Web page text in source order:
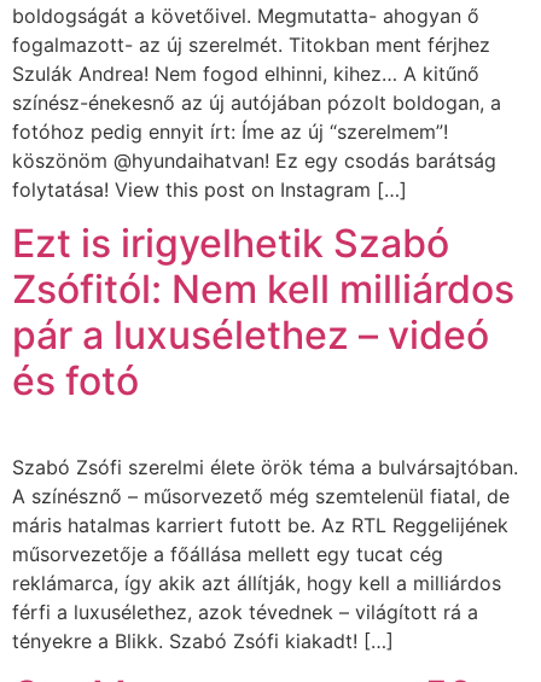
boldogságát a követőivel. Megmutatta- ahogyan ő
fogalmazott- az új szerelmét. Titokban ment férjhez
Szulák Andrea! Nem fogod elhinni, kihez… A kitűnő
színész-énekesnő az új autójában pózolt boldogan, a
fotóhoz pedig ennyit írt: Íme az új “szerelmem”!
köszönöm @hyundaihatvan! Ez egy csodás barátság
folytatása! View this post on Instagram […]
Ezt is irigyelhetik Szabó
Zsófitól: Nem kell milliárdos
pár a luxusélethez – videó
és fotó
Szabó Zsófi szerelmi élete örök téma a bulvársajtóban.
A színésznő – műsorvezető még szemtelenül fiatal, de
máris hatalmas karriert futott be. Az RTL Reggelijének
műsorvezetője a főállása mellett egy tucat cég
reklámarca, így akik azt állítják, hogy kell a milliárdos
férfi a luxusélethez, azok tévednek – világított rá a
tényekre a Blikk. Szabó Zsófi kiakadt! […]